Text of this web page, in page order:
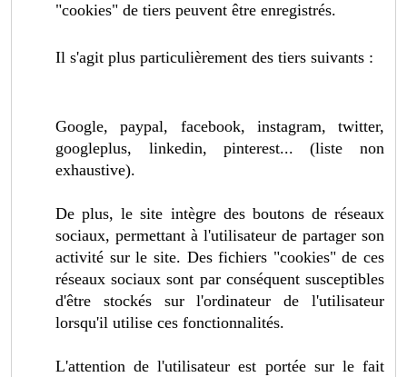
"cookies" de tiers peuvent être enregistrés.
Il s'agit plus particulièrement des tiers suivants :
Google, paypal, facebook, instagram, twitter,
googleplus, linkedin, pinterest... (liste non
exhaustive).
De plus, le site intègre des boutons de réseaux
sociaux, permettant à l'utilisateur de partager son
activité sur le site. Des fichiers "cookies" de ces
réseaux sociaux sont par conséquent susceptibles
d'être stockés sur l'ordinateur de l'utilisateur
lorsqu'il utilise ces fonctionnalités.
L'attention de l'utilisateur est portée sur le fait